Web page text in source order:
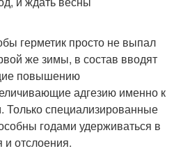
герметик просто не выпал
же зимы, в состав вводят
повышению
адгезию именно к
специализированные
годами удерживаться в
и отслоения.